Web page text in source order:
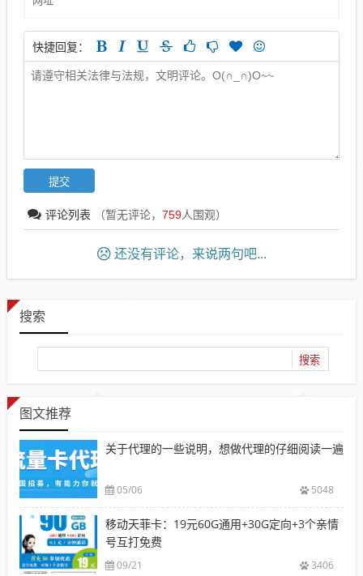
快捷回复：
评论列表 （暂无评论， 759人围观）
还没有评论，来说两句吧...
搜索
图文推荐
关于代理的一些说明，想做代理的仔细阅读一遍
05/06 5048
移动天菲卡：19元60G通用+30G定向+3个亲情
号互打免费
09/21 3406